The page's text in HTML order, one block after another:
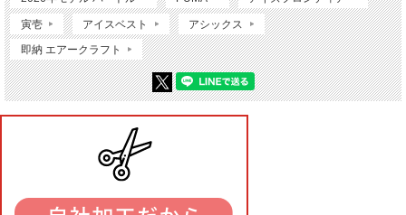
寅壱 アイスベスト アシックス
即納 エアークラフト